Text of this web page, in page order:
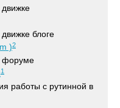
блоге
)2
форуме
1
работы с рутинной в